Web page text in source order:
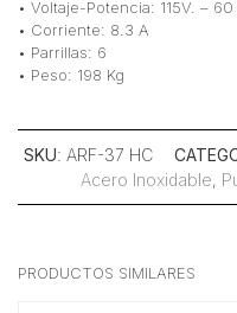
• Voltaje-Potencia: 115V. – 60
• Corriente: 8.3 A
• Parrillas: 6
• Peso: 198 Kg
SKU: ARF-37 HC
Acero Inoxidable,
PRODUCTOS SIMILARES